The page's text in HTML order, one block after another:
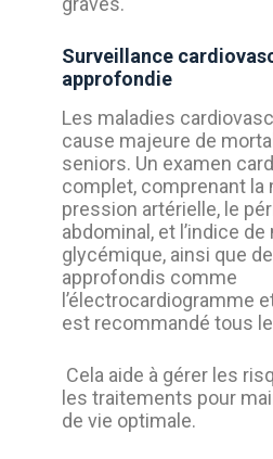
Surveillance
approfondie
Les maladies
cause majeure de
seniors. Un examen
complet, comprenant la
pression artérielle, le
abdominal, et l’indice
glycémique, ainsi que
approfondis comme
l’électrocardiogramme
est recommandé tous
Cela aide à gérer les
les traitements pour
de vie optimale.